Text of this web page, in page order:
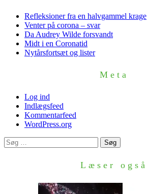
Refleksioner fra en halvgammel krage
Venter på corona – svar
Da Audrey Wilde forsvandt
Midt i en Coronatid
Nytårsfortsæt og lister
Meta
Log ind
Indlægsfeed
Kommentarfeed
WordPress.org
Søg
efter:
Læser også